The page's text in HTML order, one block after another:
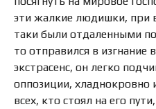
эти жалкие людишки, при
таки были отдаленными
то отправился в изгнание
экстрасенс, он легко
оппозиции, хладнокровно
всех, кто стоял на его